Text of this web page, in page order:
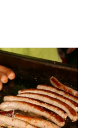
Automat